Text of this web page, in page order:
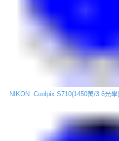
NIKON Coolpix S710(1450萬/3.6光學)